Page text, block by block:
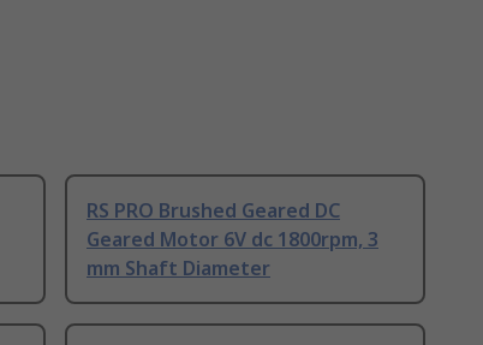
RS PRO Brushed Geared DC
Geared Motor 6V dc 1800rpm, 3
mm Shaft Diameter